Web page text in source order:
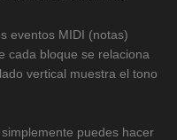
eventos MIDI (notas)
cada bloque se relaciona
vertical muestra el tono
puedes hacer